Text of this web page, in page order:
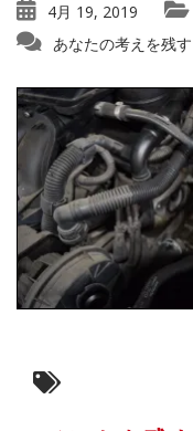
4月 19, 2019
あなたの考えを残す